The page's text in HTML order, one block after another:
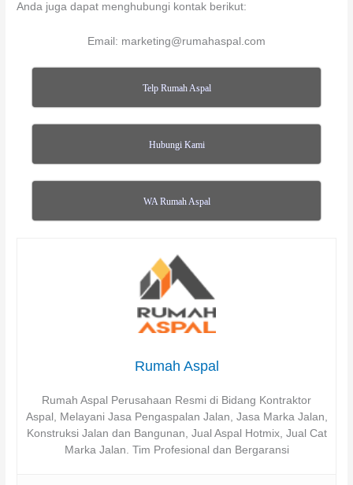
Anda juga dapat menghubungi kontak berikut:
Email: marketing@rumahaspal.com
Telp Rumah Aspal
Hubungi Kami
WA Rumah Aspal
Rumah Aspal
Rumah Aspal Perusahaan Resmi di Bidang Kontraktor
Aspal, Melayani Jasa Pengaspalan Jalan, Jasa Marka Jalan,
Konstruksi Jalan dan Bangunan, Jual Aspal Hotmix, Jual Cat
Marka Jalan. Tim Profesional dan Bergaransi